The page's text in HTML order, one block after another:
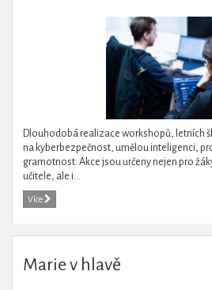
Dlouhodobá realizace workshopů, letních
na kyberbezpečnost, umělou inteligenci,
gramotnost. Akce jsou určeny nejen pro
učitele, ale i...
Více
Marie v hlavě